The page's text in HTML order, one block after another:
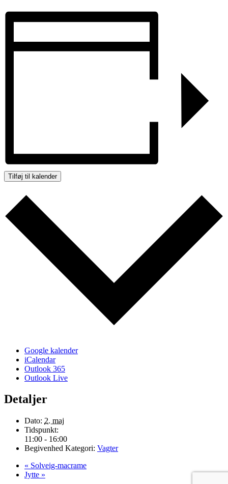
Tilføj til kalender
Google kalender
iCalendar
Outlook 365
Outlook Live
Detaljer
Dato: 2. maj
Tidspunkt:
11:00 - 16:00
Begivenhed Kategori: Vagter
« Solveig-macrame
Jytte »